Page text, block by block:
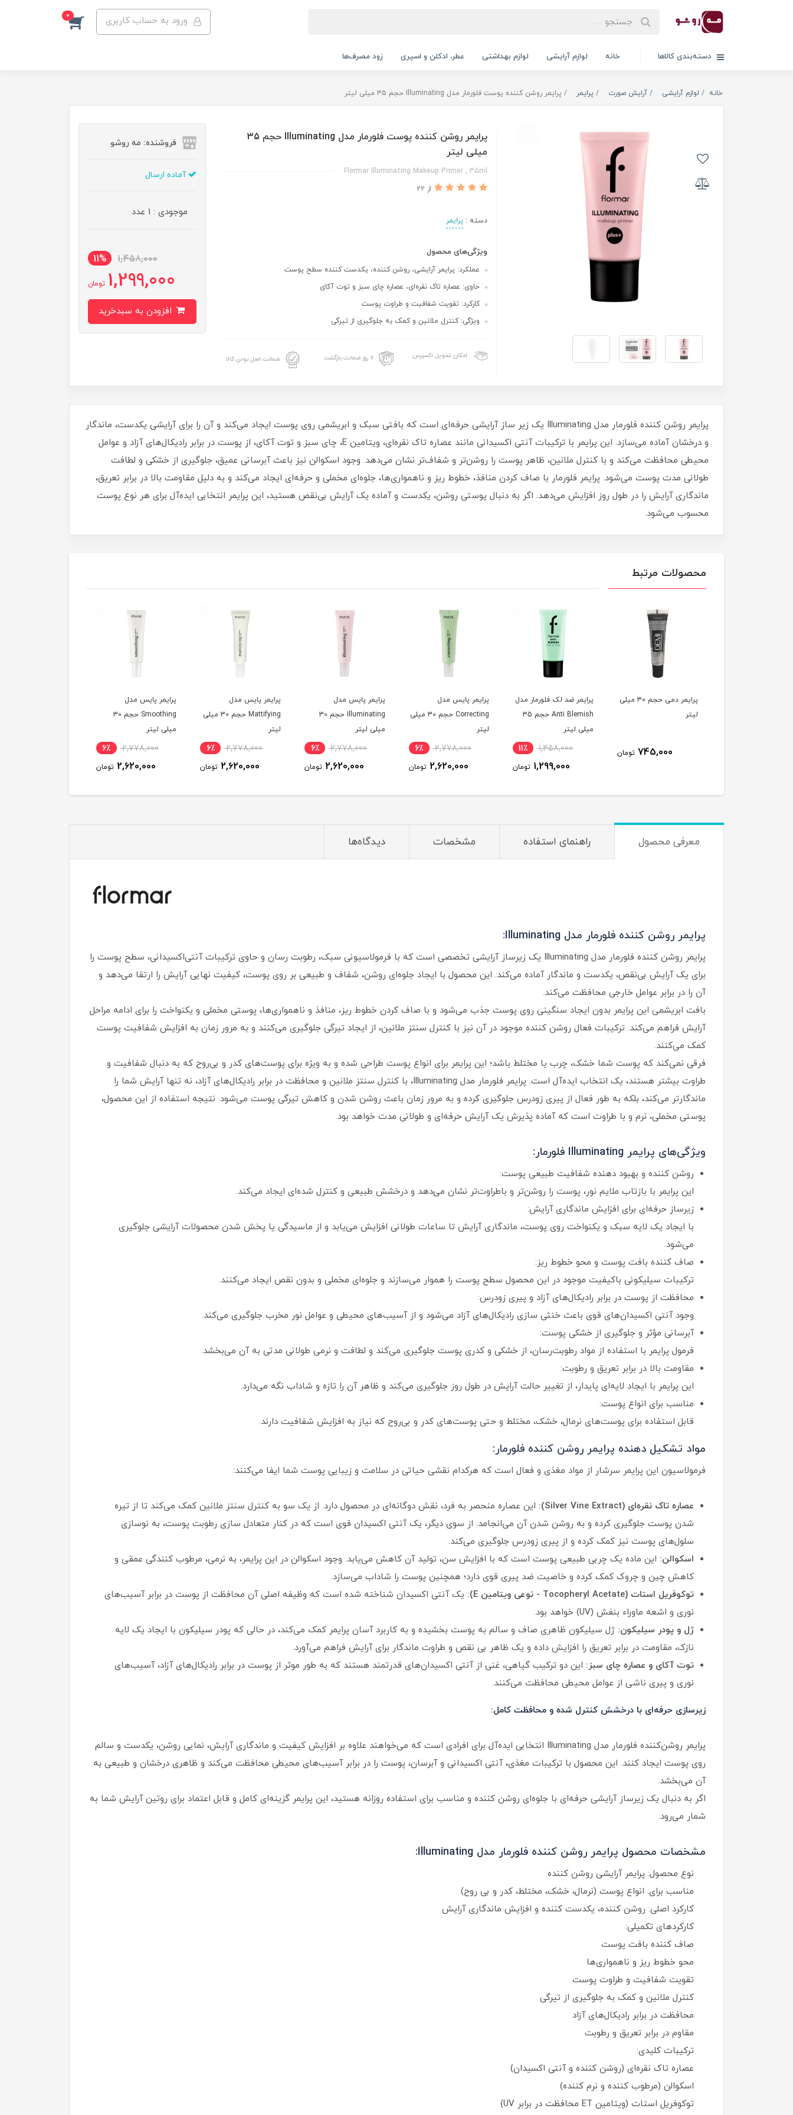
ورود به حساب کاربری 0
دسته‌بندی کالاها خانه لوازم آرایشی لوازم بهداشتی عطر، ادکلن و اسپری زود مصرف‌ها
خانه لوازم آرایشی آرایش صورت پرایمر پرایمر روشن کننده پوست فلورمار مدل Illuminating حجم 35 میلی لیتر
پرایمر روشن کننده پوست فلورمار مدل Illuminating حجم 35
میلی لیتر
Flormar Illuminating Makeup Primer , 35ml
از 22
دسته : پرایمر
ویژگی‌های محصول
عملکرد: پرایمر آرایشی، روشن‌ کننده، یکدست کننده سطح پوست
حاوی: عصاره تاک نقره‌ای، عصاره چای سبز و توت آکای
کارکرد: تقویت شفافیت و طراوت پوست
ویژگی: کنترل ملانین و کمک به جلوگیری از تیرگی
امکان تحویل اکسپرس ۷ روز ضمانت بازگشت ضمانت اصل بودن کالا
فروشنده: مه رو‌شو
آماده ارسال
موجودی : 1 عدد
1,458,000
11%
1,299,000 تومان
پرایمر روشن‌ کننده فلورمار مدل Illuminating یک زیر ساز آرایشی حرفه‌ای است که بافتی سبک و ابریشمی روی پوست ایجاد می‌کند و آن را برای آرایشی یکدست، ماندگار
و درخشان آماده می‌سازد. این پرایمر با ترکیبات آنتی‌ اکسیدانی مانند عصاره تاک نقره‌ای، ویتامین E، چای سبز و توت آکای، از پوست در برابر رادیکال‌های آزاد و عوامل
محیطی محافظت می‌کند و با کنترل ملانین، ظاهر پوست را روشن‌تر و شفاف‌تر نشان می‌دهد. وجود اسکوالن نیز باعث آبرسانی عمیق، جلوگیری از خشکی و لطافت
طولانی‌ مدت پوست می‌شود. پرایمر فلورمار با صاف کردن منافذ، خطوط ریز و ناهمواری‌ها، جلوه‌ای مخملی و حرفه‌ای ایجاد می‌کند و به‌ دلیل مقاومت بالا در برابر تعریق،
ماندگاری آرایش را در طول روز افزایش می‌دهد. اگر به دنبال پوستی روشن، یکدست و آماده یک آرایش بی‌نقص هستید، این پرایمر انتخابی ایده‌آل برای هر نوع پوست
محسوب می‌شود.
محصولات مرتبط
پرایمر دمی حجم 30 میلی
لیتر
745,000 تومان
پرایمر ضد لک فلورمار مدل
Anti Blemish حجم 35
میلی لیتر
1,458,000 11٪
1,299,000 تومان
پرایمر پایس مدل
Correcting حجم 30 میلی
لیتر
2,778,000 6٪
2,620,000 تومان
پرایمر پایس مدل
Illuminating حجم 30
میلی لیتر
2,778,000 6٪
2,620,000 تومان
پرایمر پایس مدل
Mattifying حجم 30 میلی
لیتر
2,778,000 6٪
2,620,000 تومان
پرایمر پایس مدل
Smoothing حجم 30
میلی لیتر
2,778,000 6٪
2,620,000 تومان
معرفی محصول راهنمای استفاده مشخصات دیدگاه‌ها
پرایمر روشن‌ کننده فلورمار مدل Illuminating:
پرایمر روشن‌ کننده فلورمار مدل Illuminating یک زیرساز آرایشی تخصصی است که با فرمولاسیونی سبک، رطوبت‌ رسان و حاوی ترکیبات آنتی‌اکسیدانی، سطح پوست را
برای یک آرایش بی‌نقص، یکدست و ماندگار آماده می‌کند. این محصول با ایجاد جلوه‌ای روشن، شفاف و طبیعی بر روی پوست، کیفیت نهایی آرایش را ارتقا می‌دهد و
آن را در برابر عوامل خارجی محافظت می‌کند.
بافت ابریشمی این پرایمر بدون ایجاد سنگینی روی پوست جذب می‌شود و با صاف کردن خطوط ریز، منافذ و ناهمواری‌ها، پوستی مخملی و یکنواخت را برای ادامه مراحل
آرایش فراهم می‌کند. ترکیبات فعال روشن‌ کننده موجود در آن نیز با کنترل سنتز ملانین، از ایجاد تیرگی جلوگیری می‌کنند و به مرور زمان به افزایش شفافیت پوست
کمک می‌کنند.
فرقی نمی‌کند که پوست شما خشک، چرب یا مختلط باشد؛ این پرایمر برای انواع پوست طراحی شده و به‌ ویژه برای پوست‌های کدر و بی‌روح که به دنبال شفافیت و
طراوت بیشتر هستند، یک انتخاب ایده‌آل است. پرایمر فلورمار مدل Illuminating، با کنترل سنتز ملانین و محافظت در برابر رادیکال‌های آزاد، نه تنها آرایش شما را
ماندگارتر می‌کند، بلکه به طور فعال از پیری زودرس جلوگیری کرده و به مرور زمان باعث روشن شدن و کاهش تیرگی پوست می‌شود. نتیجه استفاده از این محصول،
پوستی مخملی، نرم و با طراوت است که آماده پذیرش یک آرایش حرفه‌ای و طولانی‌ مدت خواهد بود.
ویژگی‌های پرایمر Illuminating فلورمار:
روشن‌ کننده و بهبود دهنده شفافیت طبیعی پوست:
این پرایمر با بازتاب ملایم نور، پوست را روشن‌تر و باطراوت‌تر نشان می‌دهد و درخشش طبیعی و کنترل‌ شده‌ای ایجاد می‌کند.
زیرساز حرفه‌ای برای افزایش ماندگاری آرایش:
با ایجاد یک لایه سبک و یکنواخت روی پوست، ماندگاری آرایش تا ساعات طولانی افزایش می‌یابد و از ماسیدگی یا پخش شدن محصولات آرایشی جلوگیری
می‌شود.
صاف‌ کننده بافت پوست و محو خطوط ریز:
ترکیبات سیلیکونی باکیفیت موجود در این محصول سطح پوست را هموار می‌سازند و جلوه‌ای مخملی و بدون نقص ایجاد می‌کنند.
محافظت از پوست در برابر رادیکال‌های آزاد و پیری زودرس:
وجود آنتی‌ اکسیدان‌های قوی باعث خنثی‌ سازی رادیکال‌های آزاد می‌شود و از آسیب‌های محیطی و عوامل نور مخرب جلوگیری می‌کند.
آبرسانی مؤثر و جلوگیری از خشکی پوست:
فرمول پرایمر با استفاده از مواد رطوبت‌رسان، از خشکی و کدری پوست جلوگیری می‌کند و لطافت و نرمی طولانی‌ مدتی به آن می‌بخشد.
مقاومت بالا در برابر تعریق و رطوبت:
این پرایمر با ایجاد لایه‌ای پایدار، از تغییر حالت آرایش در طول روز جلوگیری می‌کند و ظاهر آن را تازه و شاداب نگه می‌دارد.
مناسب برای انواع پوست:
قابل استفاده برای پوست‌های نرمال، خشک، مختلط و حتی پوست‌های کدر و بی‌روح که نیاز به افزایش شفافیت دارند.
مواد تشکیل دهنده پرایمر روشن کننده فلورمار:
فرمولاسیون این پرایمر سرشار از مواد مغذی و فعال است که هرکدام نقشی حیاتی در سلامت و زیبایی پوست شما ایفا می‌کنند:
عصاره تاک نقره‌ای (Silver Vine Extract):
این عصاره منحصر به فرد، نقش دوگانه‌ای در محصول دارد. از یک سو به کنترل سنتز ملانین کمک می‌کند تا از تیره
شدن پوست جلوگیری کرده و به روشن شدن آن می‌انجامد. از سوی دیگر، یک آنتی‌ اکسیدان قوی است که در کنار متعادل‌ سازی رطوبت پوست، به نوسازی
سلول‌های پوست نیز کمک کرده و از پیری زودرس جلوگیری می‌کند.
اسکوالن: این ماده یک چربی طبیعی پوست است که با افزایش سن، تولید آن کاهش می‌یابد. وجود اسکوالن در این پرایمر، به نرمی، مرطوب کنندگی عمقی و
کاهش چین و چروک کمک کرده و خاصیت ضد پیری قوی دارد؛ همچنین پوست را شاداب می‌سازد.
توکوفریل استات (Tocopheryl Acetate - نوعی ویتامین E):
یک آنتی‌ اکسیدان شناخته شده است که وظیفه اصلی آن محافظت از پوست در برابر آسیب‌های
نوری و اشعه ماوراء بنفش (UV) خواهد بود.
ژل و پودر سیلیکون: ژل سیلیکون ظاهری صاف و سالم به پوست بخشیده و به کاربرد آسان پرایمر کمک می‌کند، در حالی که پودر سیلیکون با ایجاد یک لایه
نازک، مقاومت در برابر تعریق را افزایش داده و یک ظاهر بی‌ نقص و طراوت ماندگار برای آرایش فراهم می‌آورد.
توت آکای و عصاره چای سبز: این دو ترکیب گیاهی، غنی از آنتی‌ اکسیدان‌های قدرتمند هستند که به طور موثر از پوست در برابر رادیکال‌های آزاد، آسیب‌های
نوری و پیری ناشی از عوامل محیطی محافظت می‌کنند.
زیرسازی حرفه‌ای با درخشش کنترل‌ شده و محافظت کامل:
پرایمر روشن‌کننده فلورمار مدل Illuminating انتخابی ایده‌آل برای افرادی است که می‌خواهند علاوه بر افزایش کیفیت و ماندگاری آرایش، نمایی روشن، یکدست و سالم
روی پوست ایجاد کنند. این محصول با ترکیبات مغذی، آنتی‌ اکسیدانی و آبرسان، پوست را در برابر آسیب‌های محیطی محافظت می‌کند و ظاهری درخشان و طبیعی به
آن می‌بخشد.
اگر به دنبال یک زیرساز آرایشی حرفه‌ای با جلوه‌ای روشن‌ کننده و مناسب برای استفاده روزانه هستید، این پرایمر گزینه‌ای کامل و قابل اعتماد برای روتین آرایش شما به
شمار می‌رود.
مشخصات محصول پرایمر روشن‌ کننده فلورمار مدل Illuminating:
نوع محصول: پرایمر آرایشی روشن‌ کننده
مناسب برای: انواع پوست (نرمال، خشک، مختلط، کدر و بی‌ روح)
کارکرد اصلی: روشن‌ کننده، یکدست‌ کننده و افزایش ماندگاری آرایش
کارکردهای تکمیلی:
صاف‌ کننده بافت پوست
محو خطوط ریز و ناهمواری‌ها
تقویت شفافیت و طراوت پوست
کنترل ملانین و کمک به جلوگیری از تیرگی
محافظت در برابر رادیکال‌های آزاد
مقاوم در برابر تعریق و رطوبت
ترکیبات کلیدی:
عصاره تاک نقره‌ای (روشن‌ کننده و آنتی‌ اکسیدان)
اسکوالن (مرطوب‌ کننده و نرم‌ کننده)
توکوفریل استات (ویتامین ET محافظت در برابر UV)